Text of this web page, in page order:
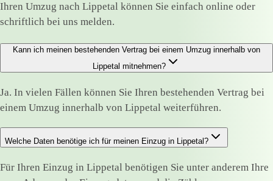
Ihren Umzug nach Lippetal können Sie einfach online oder
schriftlich bei uns melden.
Kann ich meinen bestehenden Vertrag bei einem Umzug innerhalb von
Lippetal mitnehmen?
Ja. In vielen Fällen können Sie Ihren bestehenden Vertrag bei
einem Umzug innerhalb von Lippetal weiterführen.
Welche Daten benötige ich für meinen Einzug in Lippetal?
Für Ihren Einzug in Lippetal benötigen Sie unter anderem Ihre